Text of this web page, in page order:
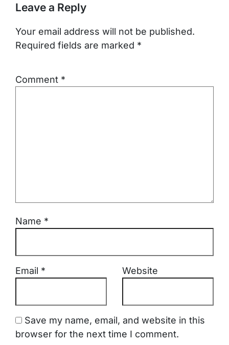
Leave a Reply
Your email address will not be published.
Required fields are marked *
Comment *
Name *
Email * Website
Save my name, email, and website in this
browser for the next time I comment.